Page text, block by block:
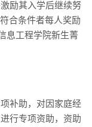
励其入学后继续努
合条件者每人奖励
息工程学院新生菁
补助，对因家庭经
行专项资助，资助